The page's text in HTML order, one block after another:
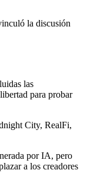
la discusión
las
para probar
City, RealFi,
por IA, pero
a los creadores